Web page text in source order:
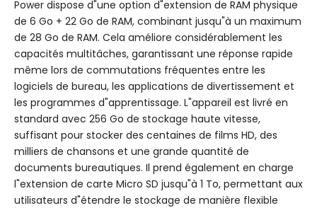
Power dispose d"une option d"extension de RAM physique
de 6 Go + 22 Go de RAM, combinant jusqu"à un maximum
de 28 Go de RAM. Cela améliore considérablement les
capacités multitâches, garantissant une réponse rapide
même lors de commutations fréquentes entre les
logiciels de bureau, les applications de divertissement et
les programmes d"apprentissage. L"appareil est livré en
standard avec 256 Go de stockage haute vitesse,
suffisant pour stocker des centaines de films HD, des
milliers de chansons et une grande quantité de
documents bureautiques. Il prend également en charge
l"extension de carte Micro SD jusqu"à 1 To, permettant aux
utilisateurs d"étendre le stockage de manière flexible